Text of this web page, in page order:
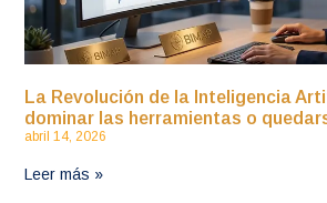
La Revolución de la Inteligencia
dominar las herramientas o
abril 14, 2026
Leer más »